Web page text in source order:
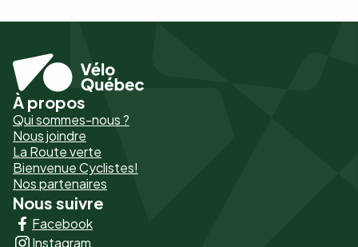
Pied
de
page
-
Liens
principaux
À propos
Qui sommes-nous ?
Nous joindre
La Route verte
Bienvenue Cyclistes!
Nos partenaires
Nous suivre
Facebook
Instagram